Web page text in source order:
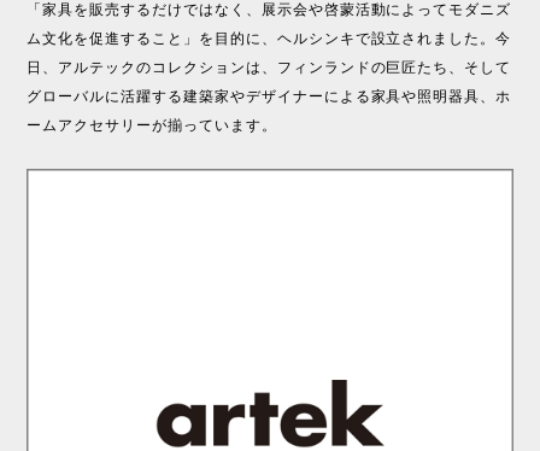
「家具を販売するだけではなく、展示会や啓蒙活動によってモダニズ
ム文化を促進すること」を目的に、ヘルシンキで設立されました。今
日、アルテックのコレクションは、フィンランドの巨匠たち、そして
グローバルに活躍する建築家やデザイナーによる家具や照明器具、ホ
ームアクセサリーが揃っています。